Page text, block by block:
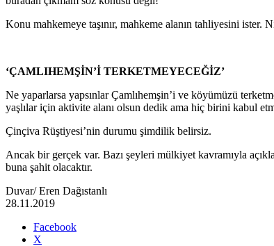
Konu mahkemeye taşınır, mahkeme alanın tahliyesini ister.
‘ÇAMLIHEMŞİN’İ TERKETMEYECEĞİZ’
Ne yaparlarsa yapsınlar Çamlıhemşin’i ve köyümüzü
yaşlılar için aktivite alanı olsun dedik ama hiç birini kabul
Çinçiva Rüştiyesi’nin durumu şimdilik belirsiz.
Ancak bir gerçek var. Bazı şeyleri mülkiyet kavramıyla
buna şahit olacaktır.
Duvar/ Eren Dağıstanlı
28.11.2019
Share
Facebook
X